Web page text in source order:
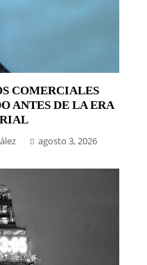
COMERCIALES
ANTES DE LA ERA
agosto 3, 2026